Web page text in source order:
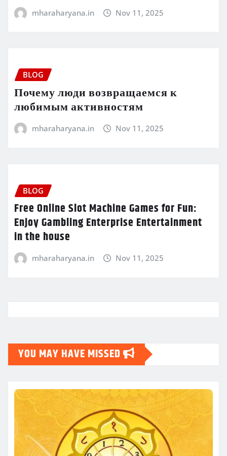
mharaharyana.in Nov 11, 2025
BLOG
Почему люди возвращаемся к
любимым активностям
mharaharyana.in Nov 11, 2025
BLOG
Free Online Slot Machine Games for Fun:
Enjoy Gambling Enterprise Entertainment
in the house
mharaharyana.in Nov 11, 2025
YOU MAY HAVE MISSED